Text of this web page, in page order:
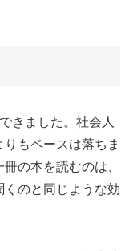
きました。社会人
もペースは落ちま
の本を読むのは、
のと同じような効